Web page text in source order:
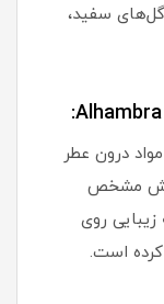
سفید،
درون عطر
مشخص
روی
کرده است.